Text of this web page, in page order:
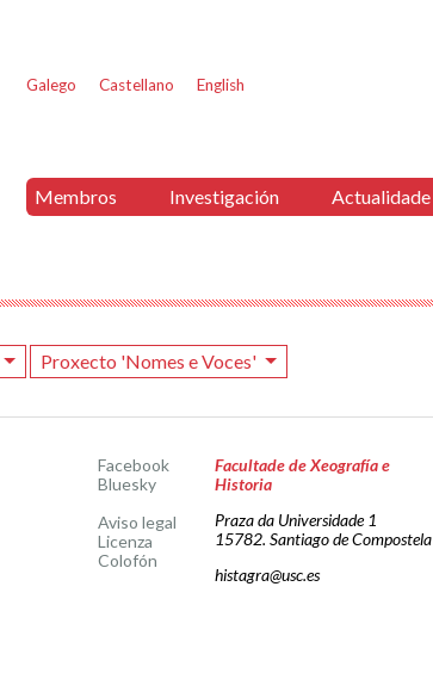
Galego Castellano English
Membros Investigación Actualidade
Proxecto 'Nomes e Voces'
Facebook
Bluesky
Aviso legal
Licenza
Colofón
Facultade de Xeografía e
Historia
Praza da Universidade 1
15782. Santiago de Compostela
histagra@usc.es